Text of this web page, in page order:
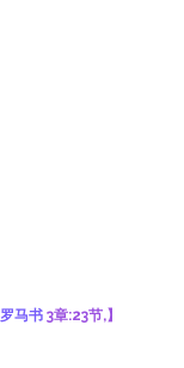
罗马书 3章:23节,】